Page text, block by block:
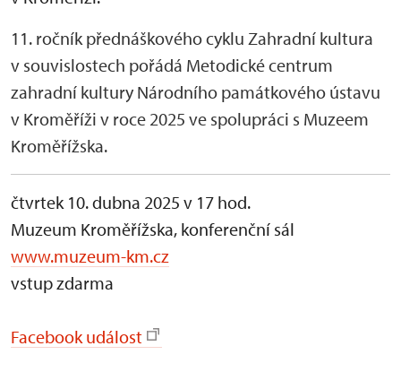
11. ročník přednáškového cyklu Zahradní kultura
v souvislostech pořádá Metodické centrum
zahradní kultury Národního památkového ústavu
v Kroměříži v roce 2025 ve spolupráci s Muzeem
Kroměřížska.
čtvrtek 10. dubna 2025 v 17 hod.
Muzeum Kroměřížska, konferenční sál
www.muzeum-km.cz
vstup zdarma
Facebook událost